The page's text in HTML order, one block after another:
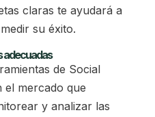
claras te ayudará a
su éxito.
adecuadas
de Social
el mercado que
y analizar las